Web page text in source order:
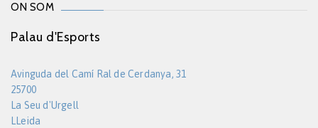
ON SOM
Palau d'Esports
Avinguda del Camí Ral de Cerdanya, 31
25700
La Seu d'Urgell
LLeida